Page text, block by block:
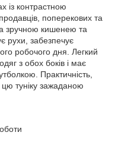
із контрастною
поперекових та
зручною кишенею та
рухи, забезпечує
робочого дня. Легкий
з обох боків і має
Практичність,
туніку зажаданою